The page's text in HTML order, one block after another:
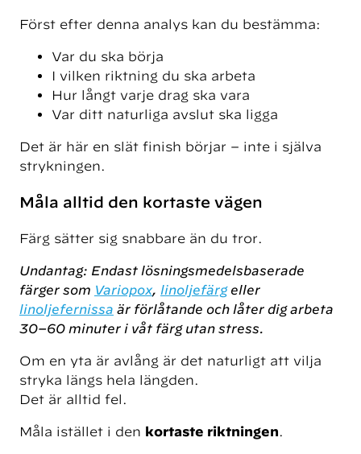
Först efter denna analys kan du bestämma:
Var du ska börja
I vilken riktning du ska arbeta
Hur långt varje drag ska vara
Var ditt naturliga avslut ska ligga
Det är här en slät finish börjar – inte i själva
strykningen.
Måla alltid den kortaste vägen
Färg sätter sig snabbare än du tror.
Undantag: Endast lösningsmedelsbaserade
färger som Variopox, linoljefärgeller
linoljefernissa är förlåtande och låter dig arbeta
30–60 minuter i våt färg utan stress.
Om en yta är avlång är det naturligt att vilja
stryka längs hela längden.
Det är alltid fel.
Måla istället i den kortaste riktningen.